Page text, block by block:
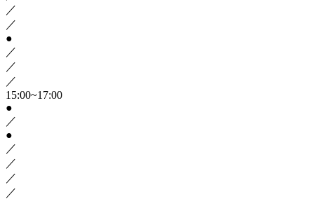
／
／
●
／
／
／
15:00~17:00
●
／
●
／
／
／
／